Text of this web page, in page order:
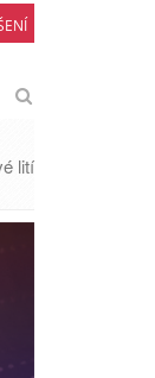
lití